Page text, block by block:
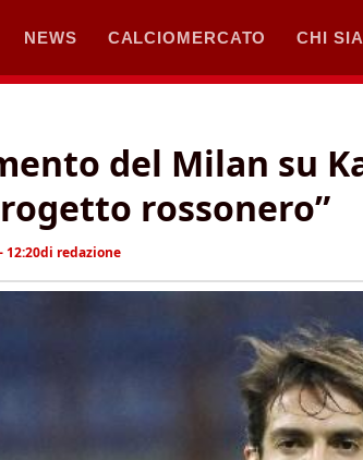
NEWS CALCIOMERCATO CHI
del Milan su
rossonero”
12:20di redazione